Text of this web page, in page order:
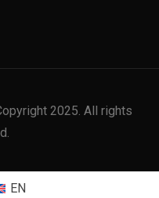
2025. All rights
EN